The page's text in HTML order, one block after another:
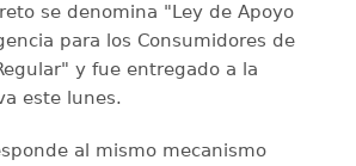
se denomina "Ley de Apoyo
para los Consumidores de
y fue entregado a la
este lunes.
al mismo mecanismo